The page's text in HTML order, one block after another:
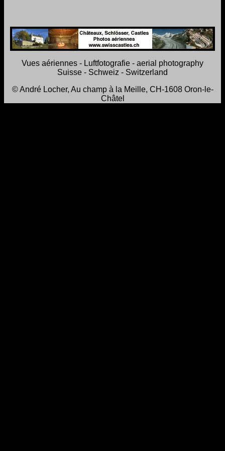
Vues aériennes - Luftfotografie - aerial photography
Suisse - Schweiz - Switzerland
© André Locher, Au champ à la Meille, CH-1608 Oron-le-
Châtel